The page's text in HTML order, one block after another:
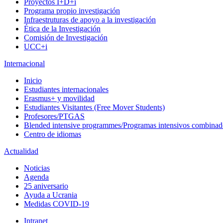
Proyectos I+D+i
Programa propio investigación
Infraestruturas de apoyo a la investigación
Ética de la Investigación
Comisión de Investigación
UCC+i
Internacional
Inicio
Estudiantes internacionales
Erasmus+ y movilidad
Estudiantes Visitantes (Free Mover Students)
Profesores/PTGAS
Blended intensive programmes/Programas intensivos
Centro de idiomas
Actualidad
Noticias
Agenda
25 aniversario
Ayuda a Ucrania
Medidas COVID-19
Intranet